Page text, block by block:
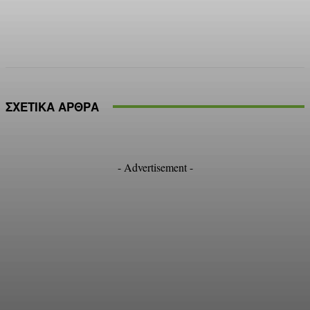
ΣΧΕΤΙΚΑ ΑΡΘΡΑ
- Advertisement -